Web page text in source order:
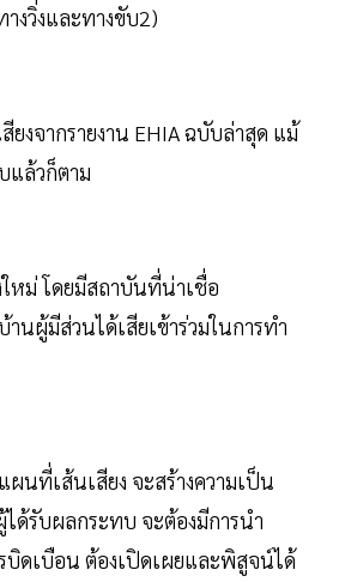
งวิ่งและทางขับ2)
งจากรายงาน EHIA ฉบับล่าสุด แม้
แล้วก็ตาม
หม่ โดยมีสถาบันที่น่าเชื่อ
นผู้มีส่วนได้เสียเข้าร่วมในการทำ
นที่เส้นเสียง จะสร้างความเป็น
ด้รับผลกระทบ จะต้องมีการนำ
บิดเบือน ต้องเปิดเผยและพิสูจน์ได้